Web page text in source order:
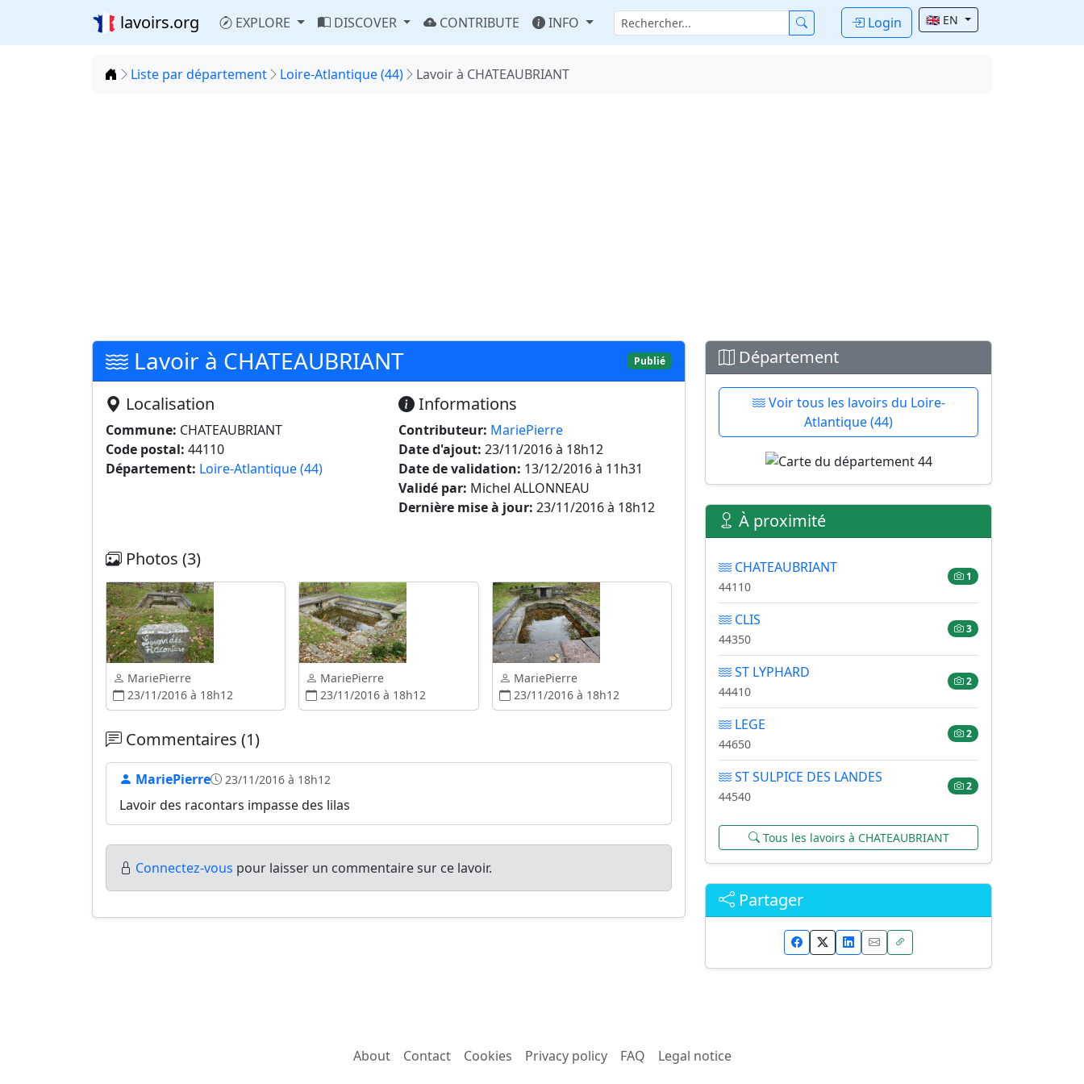
lavoirs.org EXPLORE DISCOVER CONTRIBUTE INFO Login 🇬🇧 EN
Accueil
Liste par département Loire-Atlantique (44) Lavoir à CHATEAUBRIANT
Lavoir à CHATEAUBRIANT Publié
Localisation
Commune: CHATEAUBRIANT
Code postal: 44110
Département: Loire-Atlantique (44)
Informations
Contributeur: MariePierre
Date d'ajout: 23/11/2016 à 18h12
Date de validation: 13/12/2016 à 11h31
Validé par: Michel ALLONNEAU
Dernière mise à jour: 23/11/2016 à 18h12
Photos (3)
MariePierre
23/11/2016 à 18h12
MariePierre
23/11/2016 à 18h12
MariePierre
23/11/2016 à 18h12
Commentaires (1)
MariePierre 23/11/2016 à 18h12
Lavoir des racontars impasse des lilas
Connectez-vous pour laisser un commentaire sur ce lavoir.
Département
Voir tous les lavoirs du Loire-
Atlantique (44)
À proximité
CHATEAUBRIANT
44110
1
CLIS
44350
3
ST LYPHARD
44410
2
LEGE
44650
2
ST SULPICE DES LANDES
44540
2
Tous les lavoirs à CHATEAUBRIANT
Partager
About Contact Cookies Privacy policy FAQ Legal notice